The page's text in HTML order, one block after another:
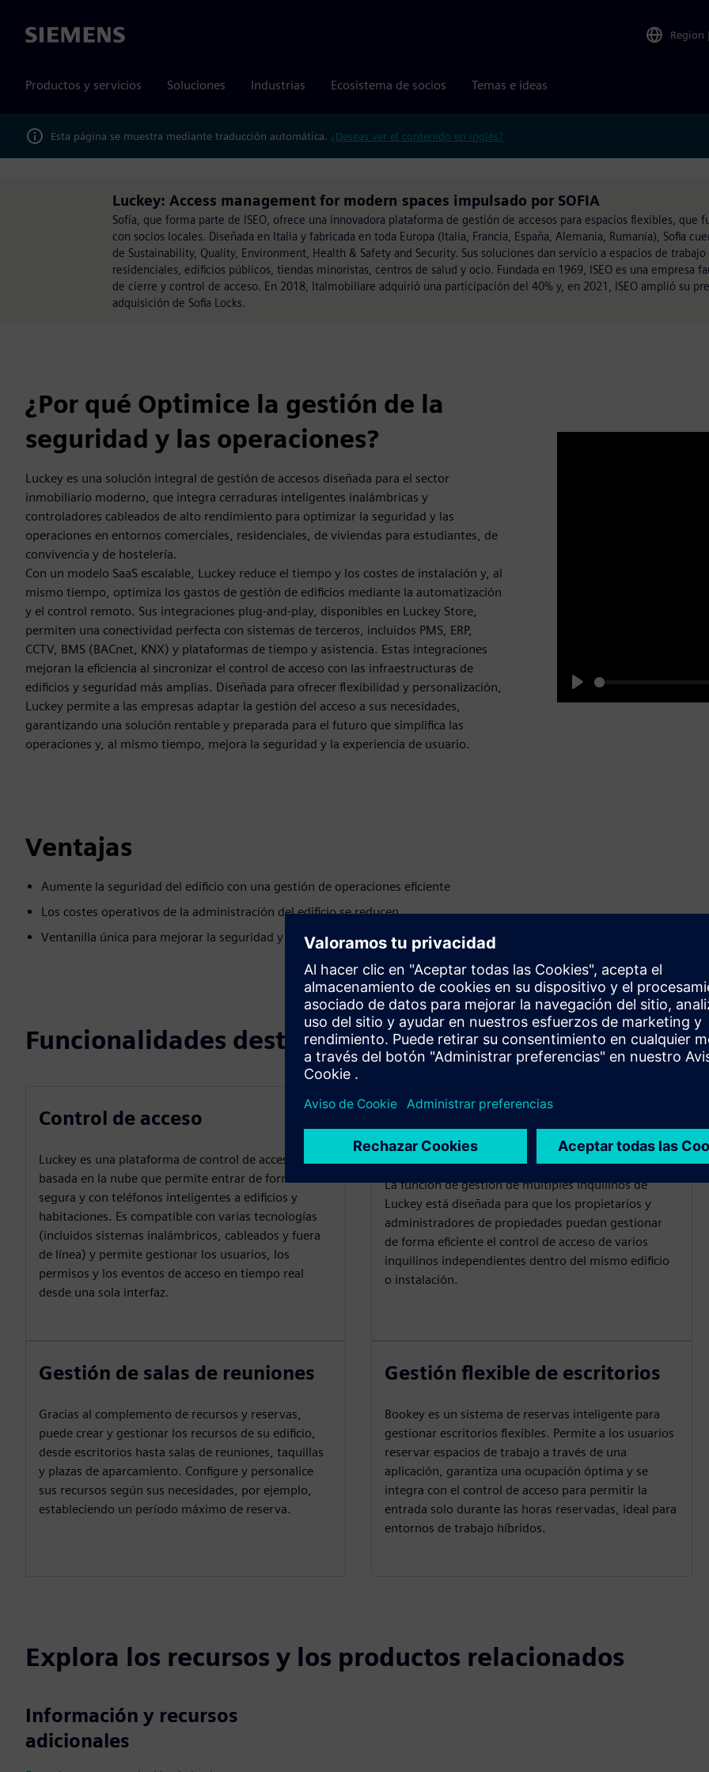
Siemens Region |
Productos y servicios Soluciones Industrias Ecosistema de socios Temas e ideas
Esta página se muestra mediante traducción automática. ¿Deseas ver el contenido en inglés?
Luckey: Access management for modern spaces impulsado por SOFIA
Sofía, que forma parte de ISEO, ofrece una innovadora plataforma de gestión de accesos para espacios flexibles, que
con socios locales. Diseñada en Italia y fabricada en toda Europa (Italia, Francia, España, Alemania, Rumanía), Sofia
de Sustainability, Quality, Environment, Health & Safety and Security. Sus soluciones dan servicio a espacios de
residenciales, edificios públicos, tiendas minoristas, centros de salud y ocio. Fundada en 1969, ISEO es una empresa
de cierre y control de acceso. En 2018, Italmobiliare adquirió una participación del 40% y, en 2021, ISEO amplió su
adquisición de Sofia Locks.
¿Por qué Optimice la gestión de la
seguridad y las operaciones?
Luckey es una solución integral de gestión de accesos diseñada para el sector
inmobiliario moderno, que integra cerraduras inteligentes inalámbricas y
controladores cableados de alto rendimiento para optimizar la seguridad y las
operaciones en entornos comerciales, residenciales, de viviendas para estudiantes, de
convivencia y de hostelería.
Con un modelo SaaS escalable, Luckey reduce el tiempo y los costes de instalación y, al
mismo tiempo, optimiza los gastos de gestión de edificios mediante la automatización
y el control remoto. Sus integraciones plug-and-play, disponibles en Luckey Store,
permiten una conectividad perfecta con sistemas de terceros, incluidos PMS, ERP,
CCTV, BMS (BACnet, KNX) y plataformas de tiempo y asistencia. Estas integraciones
mejoran la eficiencia al sincronizar el control de acceso con las infraestructuras de
edificios y seguridad más amplias. Diseñada para ofrecer flexibilidad y personalización,
Luckey permite a las empresas adaptar la gestión del acceso a sus necesidades,
garantizando una solución rentable y preparada para el futuro que simplifica las
operaciones y, al mismo tiempo, mejora la seguridad y la experiencia de usuario.
Play
Ventajas
Aumente la seguridad del edificio con una gestión de operaciones eficiente
Los costes operativos de la administración del edificio se reducen
Ventanilla única para mejorar la seguridad y las operaciones del edificio
Funcionalidades destacadas
Control de acceso
Luckey es una plataforma de control de acceso
basada en la nube que permite entrar de forma
segura y con teléfonos inteligentes a edificios y
habitaciones. Es compatible con varias tecnologías
(incluidos sistemas inalámbricos, cableados y fuera
de línea) y permite gestionar los usuarios, los
permisos y los eventos de acceso en tiempo real
desde una sola interfaz.
Control de acceso para varios
inquilinos
La función de gestión de múltiples inquilinos de
Luckey está diseñada para que los propietarios y
administradores de propiedades puedan gestionar
de forma eficiente el control de acceso de varios
inquilinos independientes dentro del mismo edificio
o instalación.
Gestión de salas de reuniones
Gracias al complemento de recursos y reservas,
puede crear y gestionar los recursos de su edificio,
desde escritorios hasta salas de reuniones, taquillas
y plazas de aparcamiento. Configure y personalice
sus recursos según sus necesidades, por ejemplo,
estableciendo un período máximo de reserva.
Gestión flexible de escritorios
Bookey es un sistema de reservas inteligente para
gestionar escritorios flexibles. Permite a los usuarios
reservar espacios de trabajo a través de una
aplicación, garantiza una ocupación óptima y se
integra con el control de acceso para permitir la
entrada solo durante las horas reservadas, ideal para
entornos de trabajo híbridos.
Explora los recursos y los productos relacionados
Información y recursos
adicionales